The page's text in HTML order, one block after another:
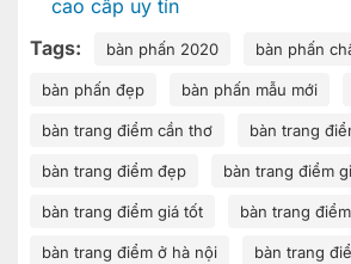
cao cấp uy tín
Tags:
bàn phấn 2020 bàn phấn
bàn phấn đẹp bàn phấn mẫu mới
bàn trang điểm cần thơ bàn trang
bàn trang điểm đẹp bàn trang điểm
bàn trang điểm giá tốt bàn trang
bàn trang điểm ở hà nội bàn trang